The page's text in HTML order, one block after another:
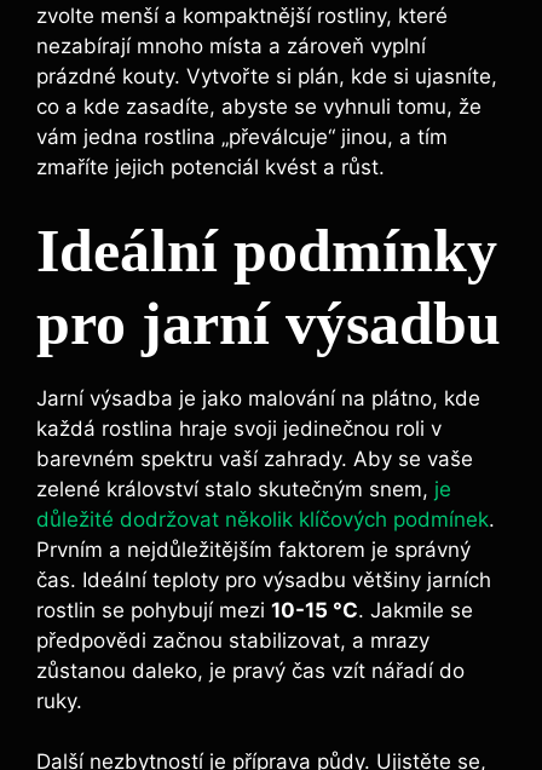
zvolte menší a kompaktnější rostliny, které
nezabírají mnoho místa a zároveň vyplní
prázdné kouty. Vytvořte si plán, kde si ujasníte,
co a kde zasadíte, abyste se vyhnuli tomu, že
vám jedna rostlina „převálcuje“ jinou, a tím
zmaříte jejich potenciál kvést a růst.
Ideální podmínky
pro jarní výsadbu
Jarní výsadba je jako malování na plátno, kde
každá rostlina hraje svoji jedinečnou roli v
barevném spektru vaší zahrady. Aby se vaše
zelené království stalo skutečným snem, je
důležité dodržovat několik klíčových podmínek.
Prvním a nejdůležitějším faktorem je správný
čas. Ideální teploty pro výsadbu většiny jarních
rostlin se pohybují mezi 10-15 °C. Jakmile se
předpovědi začnou stabilizovat, a mrazy
zůstanou daleko, je pravý čas vzít nářadí do
ruky.
Další nezbytností je příprava půdy. Ujistěte se,